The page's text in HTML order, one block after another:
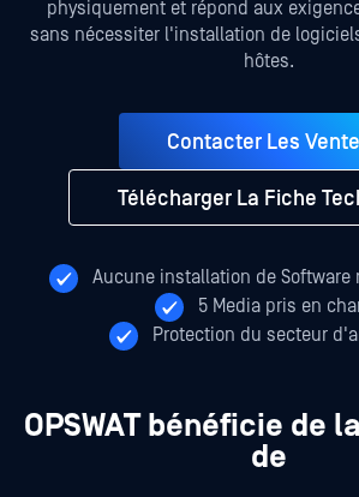
physiquement et répond aux
sans nécessiter l'installation de
hôtes.
Contacter Les
Télécharger La Fiche
Aucune installation de Software
5 Media pris en
Protection du secteur
OPSWAT bénéficie de
de